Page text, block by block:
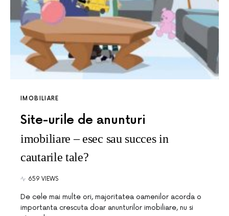
IMOBILIARE
Site-urile de anunturi
imobiliare – esec sau succes in
cautarile tale?
659 VIEWS
De cele mai multe ori, majoritatea oamenilor acorda o
importanta crescuta doar anunturilor imobiliare, nu si